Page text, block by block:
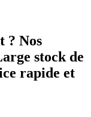
? Nos
stock de
rapide et